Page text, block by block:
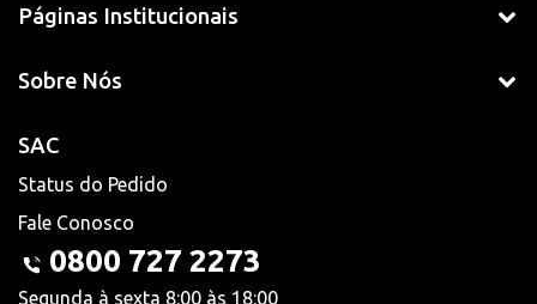
Páginas Institucionais
Sobre Nós
SAC
Status do Pedido
Fale Conosco
0800 727 2273
Segunda à sexta 8:00 às 18:00